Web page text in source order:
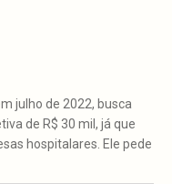
julho de 2022, busca
de R$ 30 mil, já que
hospitalares. Ele pede